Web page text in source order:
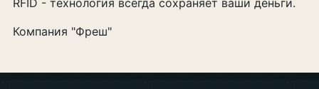
RFID - технология всегда сохраняет ваши деньги.
Компания "Фреш"